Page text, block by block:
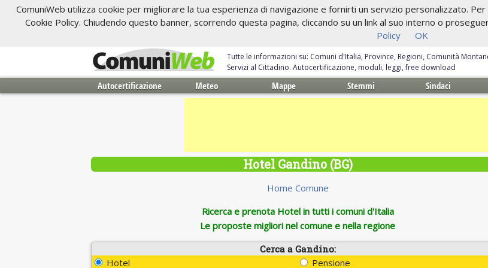
ComuniWeb utilizza cookie per migliorare la tua esperienza di navigazione e fornirti un servizio personalizzato.
Cookie Policy. Chiudendo questo banner, scorrendo questa pagina, cliccando su un link al suo interno o
Policy
OK
Tutte le informazioni su: Comuni d'Italia, Province, Regioni, Comunità
Servizi al Cittadino. Autocertificazione, moduli, leggi, free download
Autocertificazione Meteo Mappe Stemmi Sindaci
Hotel Gandino (BG)
Home Comune
Ricerca e prenota Hotel in tutti i comuni d'Italia
Le proposte migliori nel comune e nella regione
Cerca a Gandino:
Hotel
Pensione